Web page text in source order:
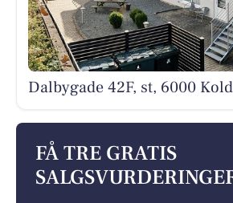
Dalbygade 42F, st, 6000
FÅ TRE GRATIS